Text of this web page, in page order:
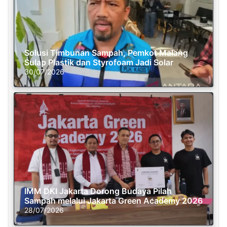
Solusi Timbunan Sampah, Pemkot Malang
Sulap Plastik dan Styrofoam Jadi Solar
30/07/2026
IMM DKI Jakarta Dorong Budaya Pilah
Sampah melalui Jakarta Green Academy 2026
28/07/2026